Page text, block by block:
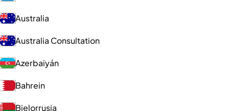
Australia
Australia Consultation
Azerbaiyán
Bahrein
Bielorrusia